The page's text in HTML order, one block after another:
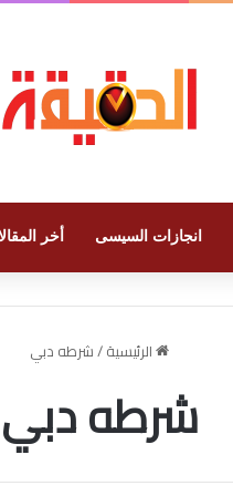
انجازات السيسى أخر
الرئيسية/شرطه دبي
شرطه دبي